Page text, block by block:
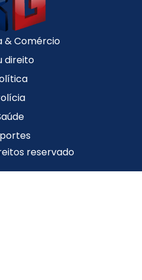
& Comércio
direito
reservado